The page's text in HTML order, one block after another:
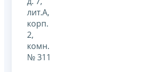
лит.А,
корп.
2,
комн.
№ 311